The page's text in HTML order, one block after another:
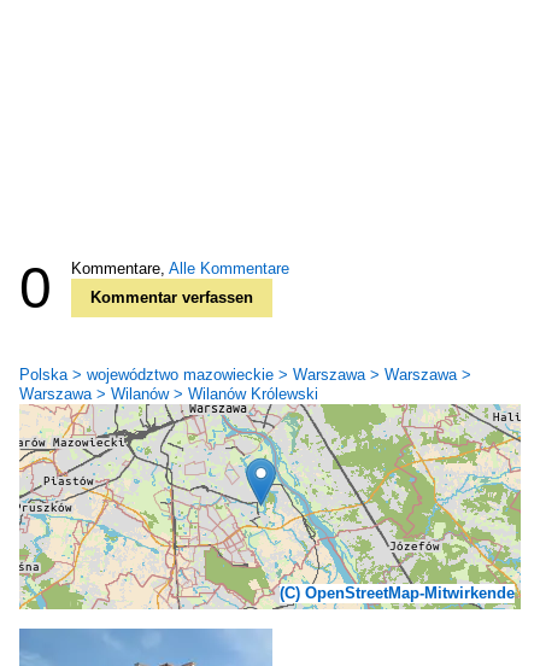
0 Kommentare, Alle Kommentare
Kommentar verfassen
Polska > województwo mazowieckie > Warszawa > Warszawa >
Warszawa > Wilanów > Wilanów Królewski
(C) OpenStreetMap-Mitwirkende